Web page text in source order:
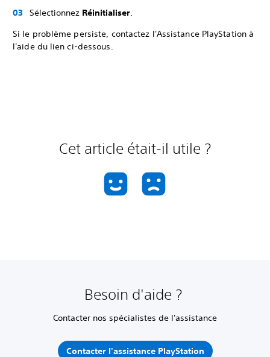
Sélectionnez Réinitialiser.
Si le problème persiste, contactez l'Assistance PlayStation à
l'aide du lien ci-dessous.
Cet article était-il utile ?
Besoin d'aide ?
Contacter nos spécialistes de l'assistance
Contacter l'assistance PlayStation